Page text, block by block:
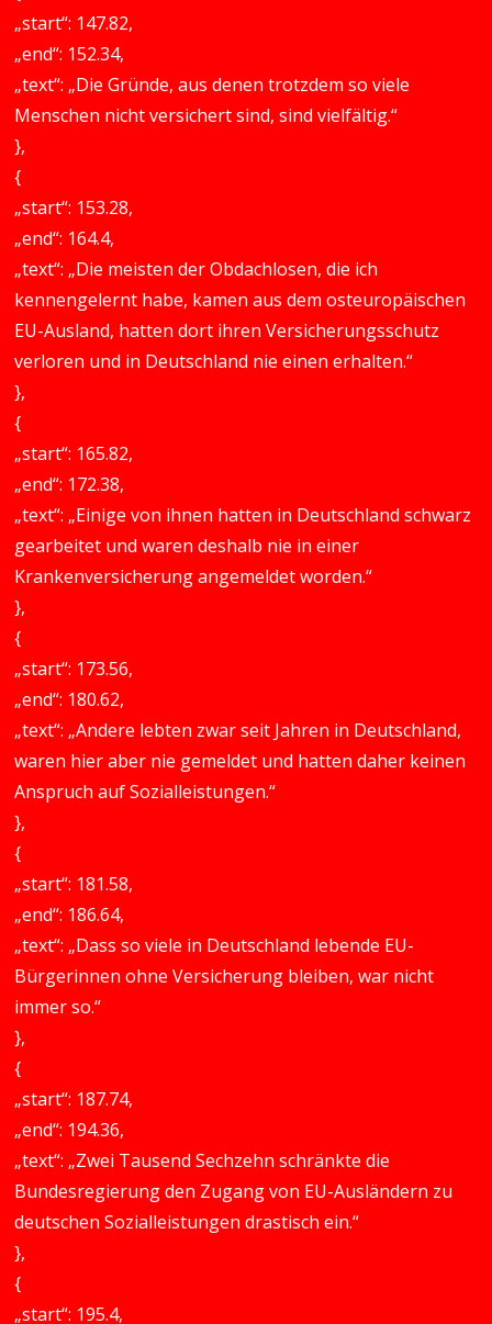
„start“: 147.82,
„end“: 152.34,
„text“: „Die Gründe, aus denen trotzdem so viele
Menschen nicht versichert sind, sind vielfältig.“
},
{
„start“: 153.28,
„end“: 164.4,
„text“: „Die meisten der Obdachlosen, die ich
kennengelernt habe, kamen aus dem osteuropäischen
EU-Ausland, hatten dort ihren Versicherungsschutz
verloren und in Deutschland nie einen erhalten.“
},
{
„start“: 165.82,
„end“: 172.38,
„text“: „Einige von ihnen hatten in Deutschland schwarz
gearbeitet und waren deshalb nie in einer
Krankenversicherung angemeldet worden.“
},
{
„start“: 173.56,
„end“: 180.62,
„text“: „Andere lebten zwar seit Jahren in Deutschland,
waren hier aber nie gemeldet und hatten daher keinen
Anspruch auf Sozialleistungen.“
},
{
„start“: 181.58,
„end“: 186.64,
„text“: „Dass so viele in Deutschland lebende EU-
Bürgerinnen ohne Versicherung bleiben, war nicht
immer so.“
},
{
„start“: 187.74,
„end“: 194.36,
„text“: „Zwei Tausend Sechzehn schränkte die
Bundesregierung den Zugang von EU-Ausländern zu
deutschen Sozialleistungen drastisch ein.“
},
{
„start“: 195.4,